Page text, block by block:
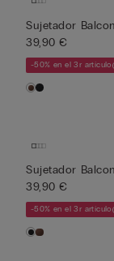
Sujetador
39,90 €
-50% en el 3r artículo
Sujetador
39,90 €
-50% en el 3r artículo